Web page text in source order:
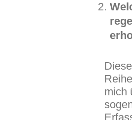
mich